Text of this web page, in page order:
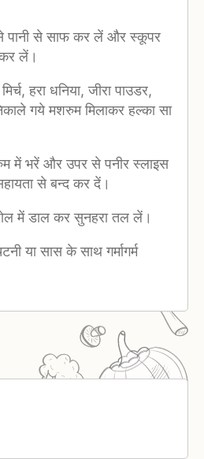
पानी से साफ कर लें और स्कूपर
लें।
हरा धनिया, जीरा पाउडर,
गये मशरुम मिलाकर हल्का सा
में भरें और उपर से पनीर स्लाइस
से बन्द कर दें।
में डाल कर सुनहरा तल लें।
या सास के साथ गर्मागर्म